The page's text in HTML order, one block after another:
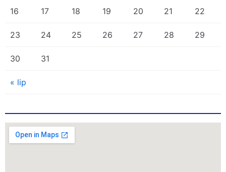
« lip
16 17 18 19 20 21 22
23 24 25 26 27 28 29
30 31